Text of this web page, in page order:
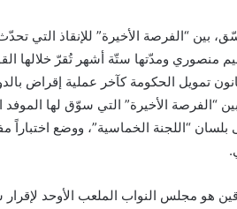
بين “الفرصة الأخيرة” للإنقاذ التي
منصوري ومدّتها ستّة أشهر تُقرّ خلالها
تمويل الحكومة كآخر عملية إقراض
“الفرصة الأخيرة” التي سوّق لها
بلسان “اللجنة الخماسية”، ووضع اختباراً
هو مجلس النواب الملعب الأوحد لإقرار